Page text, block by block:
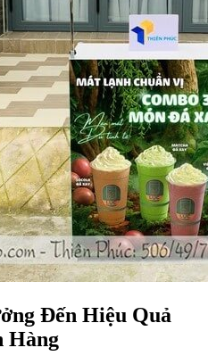
Đến Hiệu Quả
Hàng